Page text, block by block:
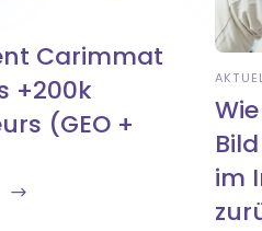
Carimmat
+200k
(GEO +
im